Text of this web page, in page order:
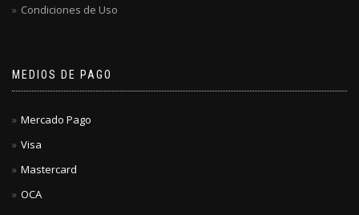
Condiciones de Uso
MEDIOS DE PAGO
Mercado Pago
Visa
Mastercard
OCA